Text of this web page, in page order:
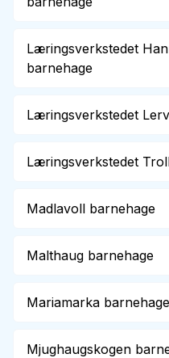
Læringsverkstedet
barnehage
Læringsverkstedet
Læringsverkstedet
Madlavoll barnehage
Malthaug barnehage
Mariamarka barnehage
Mjughaugskogen